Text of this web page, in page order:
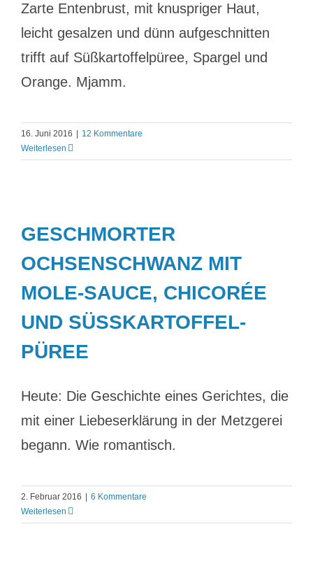
Zarte Entenbrust, mit knuspriger Haut,
leicht gesalzen und dünn aufgeschnitten
trifft auf Süßkartoffelpüree, Spargel und
Orange. Mjamm.
16. Juni 2016
12 Kommentare
Weiterlesen
GESCHMORTER
OCHSENSCHWANZ MIT
MOLE-SAUCE, CHICORÉE
UND SÜSSKARTOFFEL-P
ÜREE
Heute: Die Geschichte eines Gerichtes, die
mit einer Liebeserklärung in der Metzgerei
begann. Wie romantisch.
2. Februar 2016
6 Kommentare
Weiterlesen